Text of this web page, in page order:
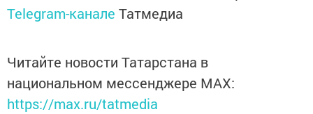
Telegram-канале Татмедиа
Читайте новости Татарстана в
национальном мессенджере MАХ:
https://max.ru/tatmedia